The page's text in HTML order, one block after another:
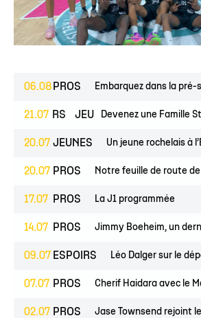
06.08 PROS Embarquez dans la pré-
21.07
ESPOIRS JEUNESDevenez une Famille
20.07 JEUNES Un jeune rochelais à
20.07 PROS Notre feuille de route de
17.07 PROS La J1 programmée
14.07 PROS Jimmy Boeheim, un
09.07 ESPOIRS Léo Dalger sur le
07.07 PROS Cherif Haidara avec le
02.07 PROS Jase Townsend rejoint